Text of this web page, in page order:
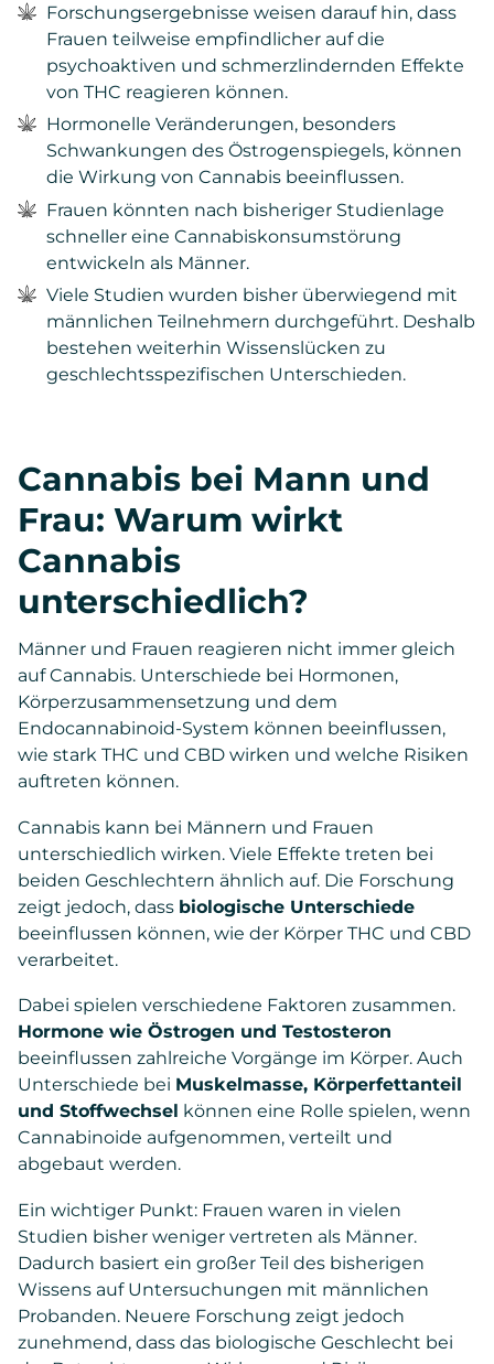
Forschungsergebnisse weisen darauf hin, dass
Frauen teilweise empfindlicher auf die
psychoaktiven und schmerzlindernden Effekte
von THC reagieren können.
Hormonelle Veränderungen, besonders
Schwankungen des Östrogenspiegels, können
die Wirkung von Cannabis beeinflussen.
Frauen könnten nach bisheriger Studienlage
schneller eine Cannabiskonsumstörung
entwickeln als Männer.
Viele Studien wurden bisher überwiegend mit
männlichen Teilnehmern durchgeführt. Deshalb
bestehen weiterhin Wissenslücken zu
geschlechtsspezifischen Unterschieden.
Cannabis bei Mann und
Frau: Warum wirkt
Cannabis
unterschiedlich?
Männer und Frauen reagieren nicht immer gleich
auf Cannabis. Unterschiede bei Hormonen,
Körperzusammensetzung und dem
Endocannabinoid-System können beeinflussen,
wie stark THC und CBD wirken und welche Risiken
auftreten können.
Cannabis kann bei Männern und Frauen
unterschiedlich wirken. Viele Effekte treten bei
beiden Geschlechtern ähnlich auf. Die Forschung
zeigt jedoch, dass biologische Unterschiede
beeinflussen können, wie der Körper THC und CBD
verarbeitet.
Dabei spielen verschiedene Faktoren zusammen.
Hormone wie Östrogen und Testosteron
beeinflussen zahlreiche Vorgänge im Körper. Auch
Unterschiede bei Muskelmasse, Körperfettanteil
und Stoffwechsel können eine Rolle spielen, wenn
Cannabinoide aufgenommen, verteilt und
abgebaut werden.
Ein wichtiger Punkt: Frauen waren in vielen
Studien bisher weniger vertreten als Männer.
Dadurch basiert ein großer Teil des bisherigen
Wissens auf Untersuchungen mit männlichen
Probanden. Neuere Forschung zeigt jedoch
zunehmend, dass das biologische Geschlecht bei